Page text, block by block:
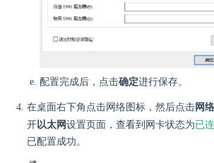
配置完成后，点击确定进行保存。
在桌面右下角点击网络图标，然后点击网
开 以太网设置页面，查看到网卡状态为已
已配置成功。